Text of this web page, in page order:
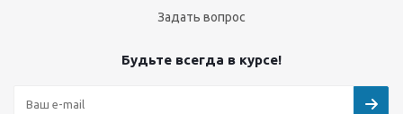
Задать вопрос
Будьте всегда в курсе!